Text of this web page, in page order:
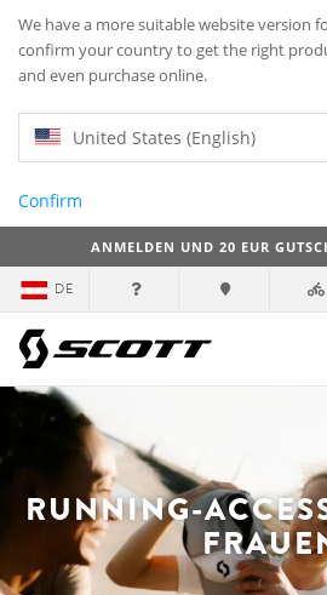
We have a more suitable website version
confirm your country to get the right
and even purchase online.
United States (English)
Confirm
ANMELDEN UND 20 EUR
DE
RUNNING-